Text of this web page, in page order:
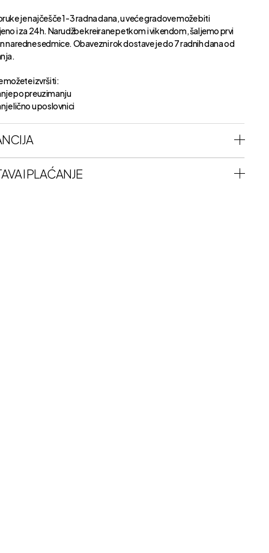
je najčešče 1-3 radna dana, u veće gradove može biti
i za 24h. Narudžbe kreirane petkom i vikendom, šaljemo prvi
naredne sedmice. Obavezni rok dostave je do 7 radnih dana od
možete izvršiti:
po preuzimanju
lično u poslovnici
I PLAĆANJE